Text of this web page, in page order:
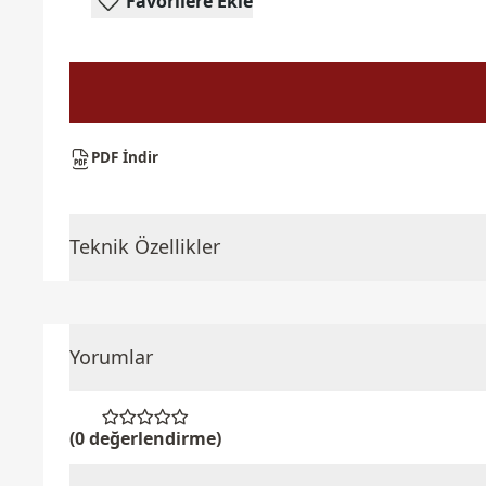
PDF İndir
Teknik Özellikler
Yorumlar
(0 değerlendirme)